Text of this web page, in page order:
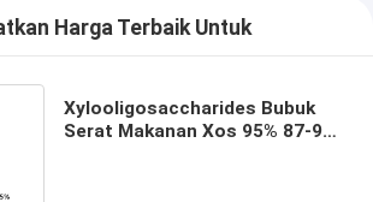
Harga Terbaik Untuk
Xylooligosaccharides Bubuk
Serat Makanan Xos 95% 87-99-